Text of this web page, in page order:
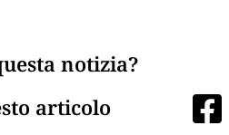
notizia?
articolo